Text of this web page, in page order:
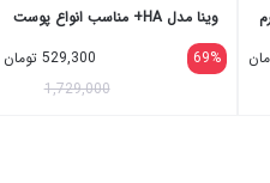
- 5 گرم
وینا مدل HA+ مناسب انواع پوست
69%
529,300 تومان
1,729,000